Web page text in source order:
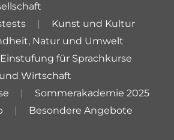
Kunst und Kultur
Natur und Umwelt
Einstufung für Sprachkurse
Wirtschaft
Sommerakademie 2025
Besondere Angebote